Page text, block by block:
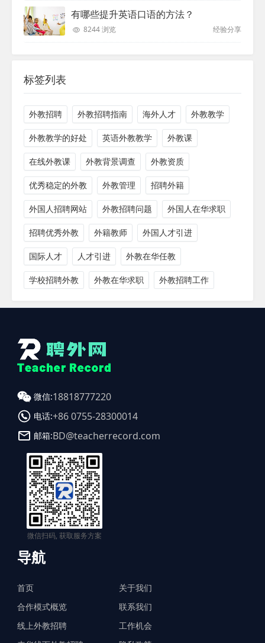
有哪些提升英语口语的方法？
8244 浏览 经验分享
标签列表
外教招聘 外教招聘指南 海外人才 外教教学
外教教学的好处 英语外教教学 外教课
在线外教课 外教背景调查 外教资质
优秀稳定的外教 外教管理 招聘外籍
外国人招聘网站 外教招聘问题 外国人在华求职
招聘优秀外教 外籍教师 外国人才引进
国际人才 人才引进 外教在华任教
学校招聘外教 外教在华求职 外教招聘工作
微信:18818777220
电话:+86 0755-28300014
邮箱:BD@teacherrecord.com
微信扫码, 获取服务方案
导航
首页
合作模式概览
线上外教招聘
关于我们
联系我们
工作机会